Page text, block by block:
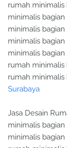
rumah minimalis
minimalis
minimalis
minimalis
minimalis
rumah minimalis
rumah minimalis
Surabaya
Jasa Desain
minimalis
minimalis